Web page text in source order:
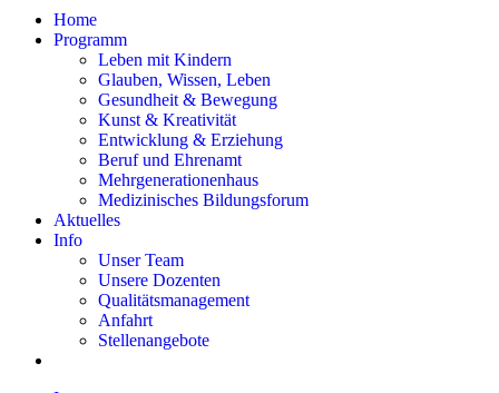
Home
Programm
Leben mit Kindern
Glauben, Wissen, Leben
Gesundheit & Bewegung
Kunst & Kreativität
Entwicklung & Erziehung
Beruf und Ehrenamt
Mehrgenerationenhaus
Medizinisches Bildungsforum
Aktuelles
Info
Unser Team
Unsere Dozenten
Qualitätsmanagement
Anfahrt
Stellenangebote